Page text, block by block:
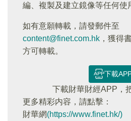
編、複製及建立鏡像等任何使
如有意願轉載，請發郵件至
content@finet.com.hk ，獲得
方可轉載。
下載
下載財華財經APP，
更多精彩内容，請點擊：
財華網(https://www.finet.hk/)